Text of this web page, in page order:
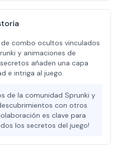
combo ocultos vinculados
y animaciones de
añaden una capa
e intriga al juego.
de la comunidad Sprunki y
con otros
es clave para
los secretos del juego!